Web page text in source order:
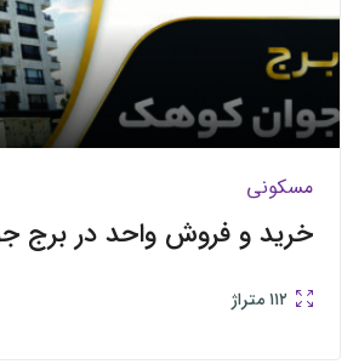
و فروش واحد در برج جوان